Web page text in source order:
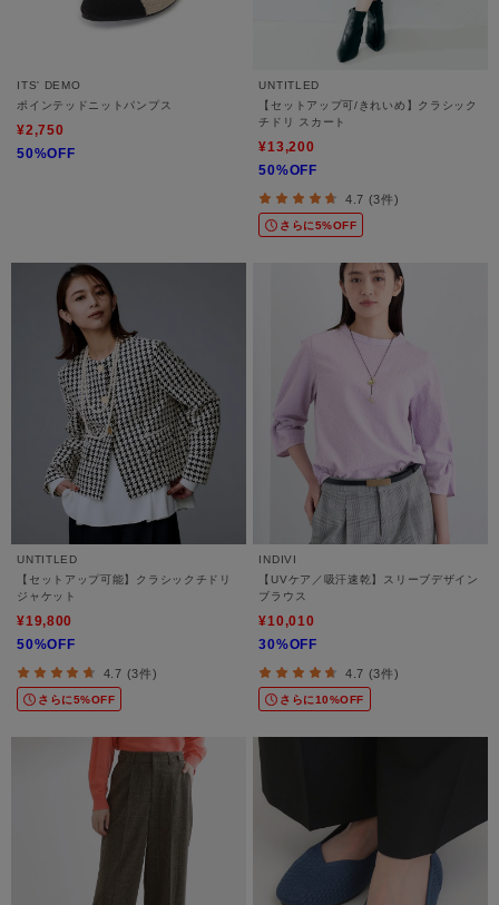
ITS' DEMO
ポインテッドニットパンプス
¥2,750
50%OFF
UNTITLED
【セットアップ可/きれいめ】クラシック
チドリ スカート
¥13,200
50%OFF
4.7 (3件)
さらに5%OFF
UNTITLED
【セットアップ可能】クラシックチドリ
ジャケット
¥19,800
50%OFF
4.7 (3件)
さらに5%OFF
INDIVI
【UVケア／吸汗速乾】スリーブデザイン
ブラウス
¥10,010
30%OFF
4.7 (3件)
さらに10%OFF